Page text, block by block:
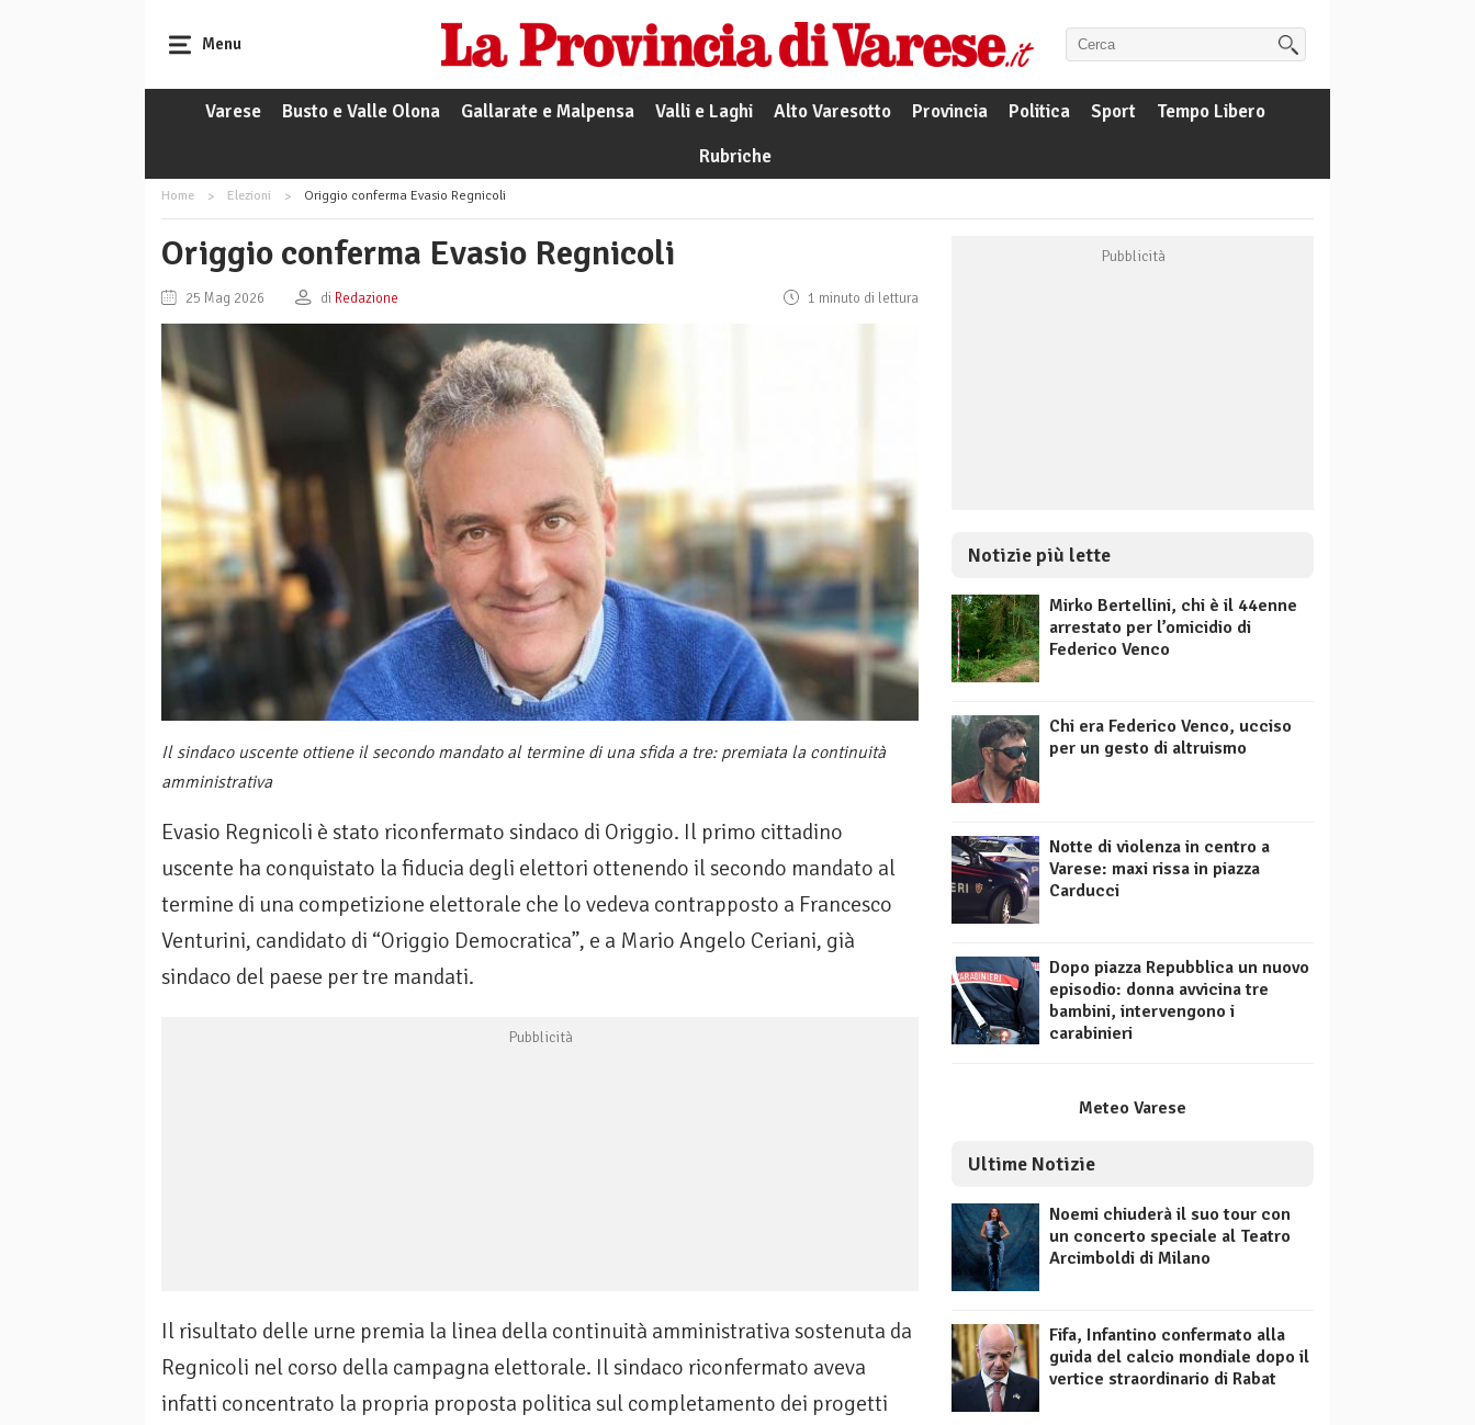
Menu
Varese Busto e Valle Olona Gallarate e Malpensa Valli e Laghi Alto Varesotto Provincia Politica Sport
Tempo Libero
Rubriche
Home Elezioni Origgio conferma Evasio Regnicoli
Origgio conferma Evasio Regnicoli
25 Mag 2026 di Redazione 1 minuto di lettura
Il sindaco uscente ottiene il secondo mandato al termine di una sfida a tre: premiata la continuità
amministrativa
Evasio Regnicoli è stato riconfermato sindaco di Origgio. Il primo cittadino
uscente ha conquistato la fiducia degli elettori ottenendo il secondo mandato al
termine di una competizione elettorale che lo vedeva contrapposto a Francesco
Venturini, candidato di “Origgio Democratica”, e a Mario Angelo Ceriani, già
sindaco del paese per tre mandati.
Il risultato delle urne premia la linea della continuità amministrativa sostenuta da
Regnicoli nel corso della campagna elettorale. Il sindaco riconfermato aveva
infatti concentrato la propria proposta politica sul completamento dei progetti
Notizie più lette
Mirko Bertellini, chi è il 44enne
arrestato per l’omicidio di
Federico Venco
Chi era Federico Venco, ucciso
per un gesto di altruismo
Notte di violenza in centro a
Varese: maxi rissa in piazza
Carducci
Dopo piazza Repubblica un nuovo
episodio: donna avvicina tre
bambini, intervengono i
carabinieri
Meteo Varese
Ultime Notizie
Noemi chiuderà il suo tour con
un concerto speciale al Teatro
Arcimboldi di Milano
Fifa, Infantino confermato alla
guida del calcio mondiale dopo il
vertice straordinario di Rabat